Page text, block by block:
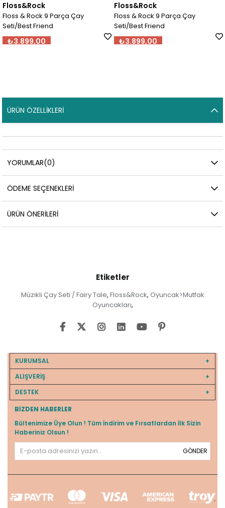
Floss&Rock
Floss & Rock 9 Parça Çay
Seti/Best Friend
₺3.899,00
Floss&Rock
Floss & Rock 9 Parça Çay
Seti/Best Friend
₺3.899,00
ÜRÜN ÖZELLIKLERI
YORUMLAR(0)
ÖDEME SEÇENEKLERI
ÜRÜN ÖNERILERI
Etiketler
Müzikli Çay Seti / Fairy Tale, Floss&Rock, Oyuncak>Mutfak
Oyuncakları,
KURUMSAL
ALIŞVERİŞ
DESTEK
BIZDEN HABERLER
Bültenimize Üye Olun ! Tüm İndirim ve Fırsatlardan İlk Sizin
Haberiniz Olsun !
GÖNDER